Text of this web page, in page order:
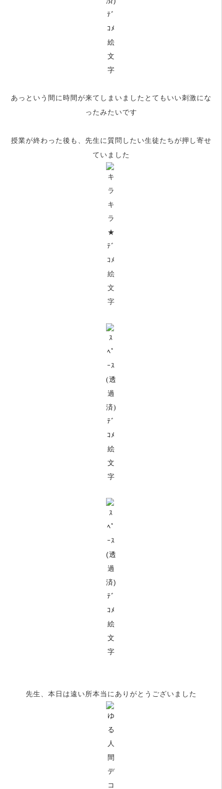
あっという間に時間が来てしまいましたとてもいい刺激にな
ったみたいです
授業が終わった後も、先生に質問したい生徒たちが押し寄せ
ていました
先生、本日は遠い所本当にありがとうございました